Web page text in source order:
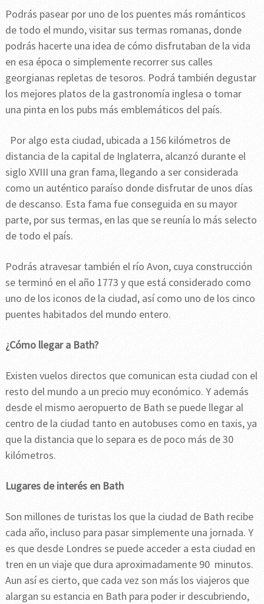
Podrás pasear por uno de los puentes más románticos
de todo el mundo, visitar sus termas romanas, donde
podrás hacerte una idea de cómo disfrutaban de la vida
en esa época o simplemente recorrer sus calles
georgianas repletas de tesoros. Podrá también degustar
los mejores platos de la gastronomía inglesa o tomar
una pinta en los pubs más emblemáticos del país.
Por algo esta ciudad, ubicada a 156 kilómetros de
distancia de la capital de Inglaterra, alcanzó durante el
siglo XVIII una gran fama, llegando a ser considerada
como un auténtico paraíso donde disfrutar de unos días
de descanso. Esta fama fue conseguida en su mayor
parte, por sus termas, en las que se reunía lo más selecto
de todo el país.
Podrás atravesar también el río Avon, cuya construcción
se terminó en el año 1773 y que está considerado como
uno de los iconos de la ciudad, así como uno de los cinco
puentes habitados del mundo entero.
¿Cómo llegar a Bath?
Existen vuelos directos que comunican esta ciudad con el
resto del mundo a un precio muy económico. Y además
desde el mismo aeropuerto de Bath se puede llegar al
centro de la ciudad tanto en autobuses como en taxis, ya
que la distancia que lo separa es de poco más de 30
kilómetros.
Lugares de interés en Bath
Son millones de turistas los que la ciudad de Bath recibe
cada año, incluso para pasar simplemente una jornada. Y
es que desde Londres se puede acceder a esta ciudad en
tren en un viaje que dura aproximadamente 90 minutos.
Aun así es cierto, que cada vez son más los viajeros que
alargan su estancia en Bath para poder ir descubriendo,